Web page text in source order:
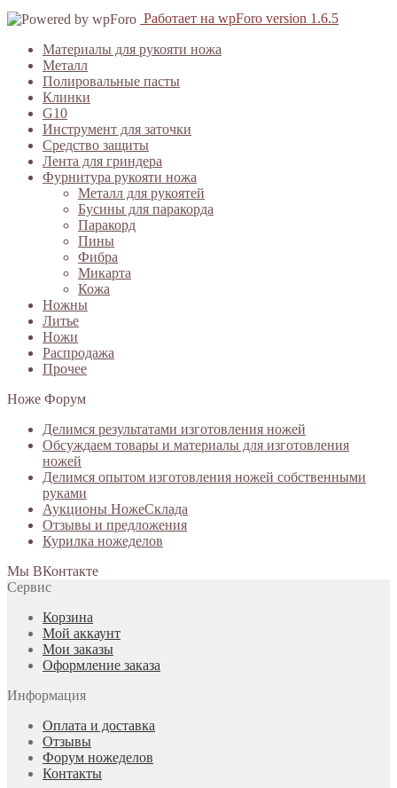
Работает на wpForo version 1.6.5
Материалы для рукояти ножа
Металл
Полировальные пасты
Клинки
G10
Инструмент для заточки
Средство защиты
Лента для гриндера
Фурнитура рукояти ножа
Металл для рукоятей
Бусины для паракорда
Паракорд
Пины
Фибра
Микарта
Кожа
Ножны
Литье
Ножи
Распродажа
Прочее
Ноже Форум
Делимся результатами изготовления ножей
Обсуждаем товары и материалы для изготовления
ножей
Делимся опытом изготовления ножей собственными
руками
Аукционы НожеСклада
Отзывы и предложения
Курилка ножеделов
Мы ВКонтакте
Сервис
Корзина
Мой аккаунт
Мои заказы
Оформление заказа
Информация
Оплата и доставка
Отзывы
Форум ножеделов
Контакты